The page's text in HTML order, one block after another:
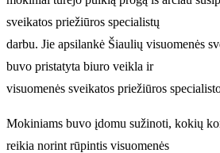
sveikatos priežiūros specialistų
darbu. Jie apsilankė Šiaulių visuomenės
buvo pristatyta biuro veikla ir
visuomenės sveikatos priežiūros
Mokiniams buvo įdomu sužinoti, kokių
reikia norint rūpintis visuomenės